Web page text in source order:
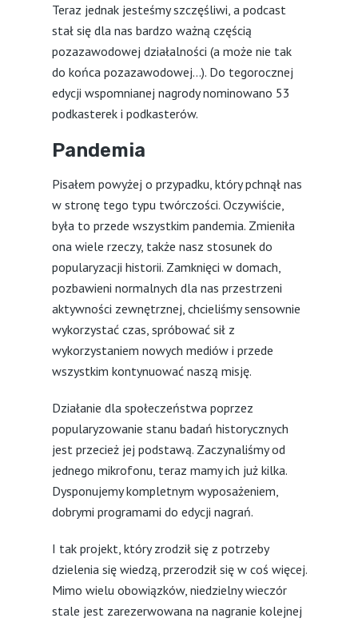
Teraz jednak jesteśmy szczęśliwi, a podcast
stał się dla nas bardzo ważną częścią
pozazawodowej działalności (a może nie tak
do końca pozazawodowej…). Do tegorocznej
edycji wspomnianej nagrody nominowano 53
podkasterek i podkasterów.
Pandemia
Pisałem powyżej o przypadku, który pchnął nas
w stronę tego typu twórczości. Oczywiście,
była to przede wszystkim pandemia. Zmieniła
ona wiele rzeczy, także nasz stosunek do
popularyzacji historii. Zamknięci w domach,
pozbawieni normalnych dla nas przestrzeni
aktywności zewnętrznej, chcieliśmy sensownie
wykorzystać czas, spróbować sił z
wykorzystaniem nowych mediów i przede
wszystkim kontynuować naszą misję.
Działanie dla społeczeństwa poprzez
popularyzowanie stanu badań historycznych
jest przecież jej podstawą. Zaczynaliśmy od
jednego mikrofonu, teraz mamy ich już kilka.
Dysponujemy kompletnym wyposażeniem,
dobrymi programami do edycji nagrań.
I tak projekt, który zrodził się z potrzeby
dzielenia się wiedzą, przerodził się w coś więcej.
Mimo wielu obowiązków, niedzielny wieczór
stale jest zarezerwowana na nagranie kolejnej